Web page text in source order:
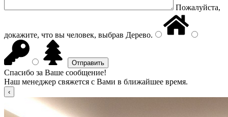
Пожалуйста,
докажите, что вы человек, выбрав Дерево.
Спасибо за Ваше сообщение!
Наш менеджер свяжется с Вами в ближайшее время.